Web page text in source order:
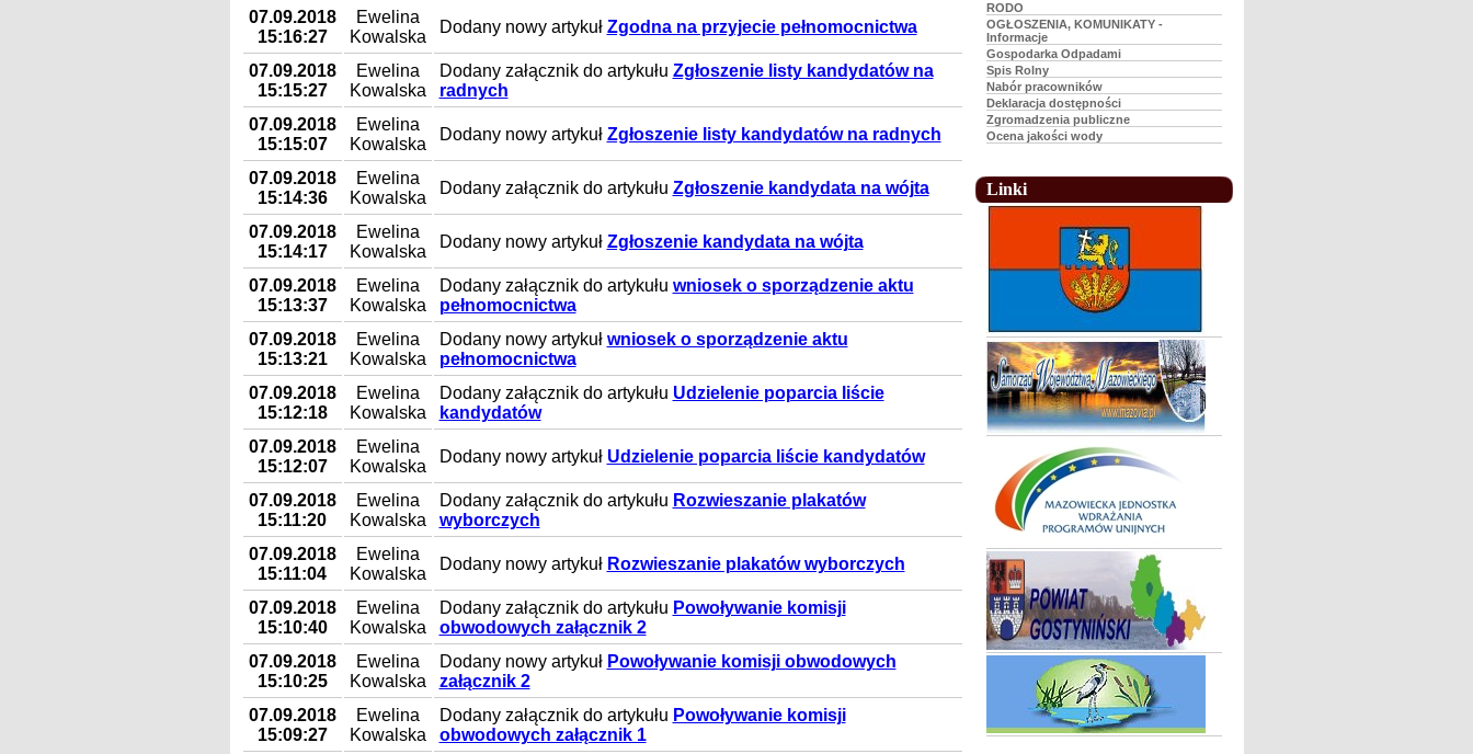
07.09.2018
15:16:27
Ewelina
Kowalska
Dodany nowy artykuł Zgodna na przyjecie pełnomocnictwa
07.09.2018
15:15:27
Ewelina
Kowalska
Dodany załącznik do artykułu Zgłoszenie listy kandydatów na
radnych
07.09.2018
15:15:07
Ewelina
Kowalska
Dodany nowy artykuł Zgłoszenie listy kandydatów na radnych
07.09.2018
15:14:36
Ewelina
Kowalska
Dodany załącznik do artykułu Zgłoszenie kandydata na wójta
07.09.2018
15:14:17
Ewelina
Kowalska
Dodany nowy artykuł Zgłoszenie kandydata na wójta
07.09.2018
15:13:37
Ewelina
Kowalska
Dodany załącznik do artykułu wniosek o sporządzenie aktu
pełnomocnictwa
07.09.2018
15:13:21
Ewelina
Kowalska
Dodany nowy artykuł wniosek o sporządzenie aktu
pełnomocnictwa
07.09.2018
15:12:18
Ewelina
Kowalska
Dodany załącznik do artykułu Udzielenie poparcia liście
kandydatów
07.09.2018
15:12:07
Ewelina
Kowalska
Dodany nowy artykuł Udzielenie poparcia liście kandydatów
07.09.2018
15:11:20
Ewelina
Kowalska
Dodany załącznik do artykułu Rozwieszanie plakatów
wyborczych
07.09.2018
15:11:04
Ewelina
Kowalska
Dodany nowy artykuł Rozwieszanie plakatów wyborczych
07.09.2018
15:10:40
Ewelina
Kowalska
Dodany załącznik do artykułu Powoływanie komisji
obwodowych załącznik 2
07.09.2018
15:10:25
Ewelina
Kowalska
Dodany nowy artykuł Powoływanie komisji obwodowych
załącznik 2
07.09.2018
15:09:27
Ewelina
Kowalska
Dodany załącznik do artykułu Powoływanie komisji
obwodowych załącznik 1
RODO
OGŁOSZENIA, KOMUNIKATY -
Informacje
Gospodarka Odpadami
Spis Rolny
Nabór pracowników
Deklaracja dostępności
Zgromadzenia publiczne
Ocena jakości wody
Linki